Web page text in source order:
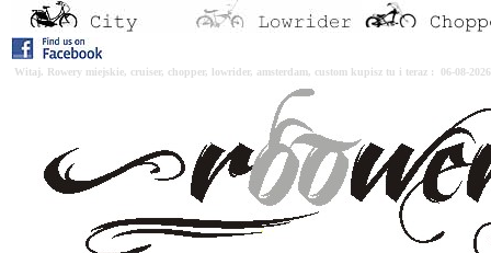
Witaj. Rowery miejskie, cruiser, chopper, lowrider, amsterdam, custom kupisz tu i teraz : 06-08-